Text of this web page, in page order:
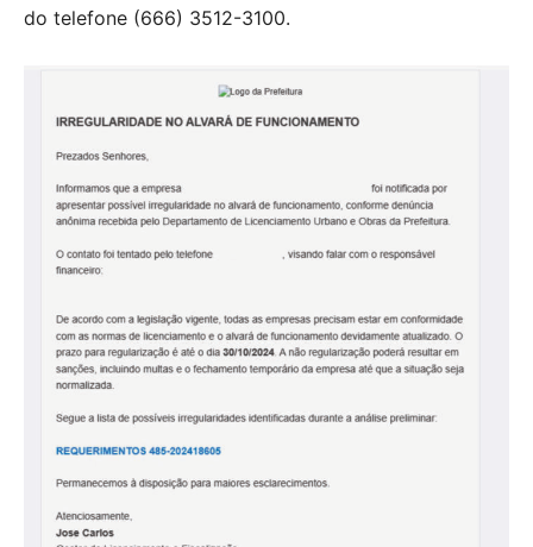
do telefone (666) 3512-3100.